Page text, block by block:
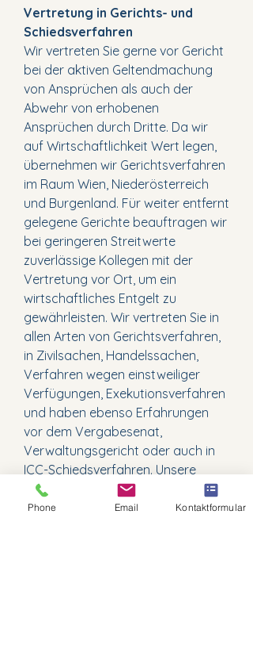
Vertretung in Gerichts- und
Schiedsverfahren
Wir vertreten Sie gerne vor Gericht
bei der aktiven Geltendmachung
von Ansprüchen als auch der
Abwehr von erhobenen
Ansprüchen durch Dritte. Da wir
auf Wirtschaftlichkeit Wert legen,
übernehmen wir Gerichtsverfahren
im Raum Wien, Niederösterreich
und Burgenland. Für weiter entfernt
gelegene Gerichte beauftragen wir
bei geringeren Streitwerte
zuverlässige Kollegen mit der
Vertretung vor Ort, um ein
wirtschaftliches Entgelt zu
gewährleisten. Wir vertreten Sie in
allen Arten von Gerichtsverfahren,
in Zivilsachen, Handelssachen,
Verfahren wegen einstweiliger
Verfügungen, Exekutionsverfahren
und haben ebenso Erfahrungen
vor dem Vergabesenat,
Verwaltungsgericht oder auch in
ICC-Schiedsverfahren. Unsere
Leistungen in Gerichts- und
Schiedsverfahren verrechnen wir
Phone Email Kontaktformular